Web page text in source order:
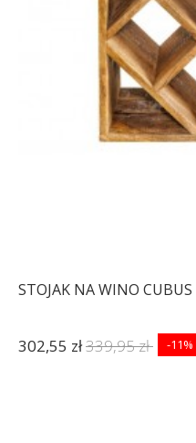
STOJAK NA WINO
302,55 zł339,95 zł -11%